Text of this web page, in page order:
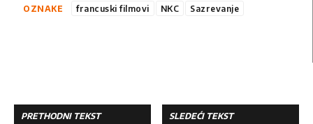
OZNAKE francuski filmovi NKC Sazrevanje
PRETHODNI TEKST SLEDEĆI TEKST